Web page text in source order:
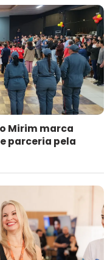
Mirim marca
parceria pela